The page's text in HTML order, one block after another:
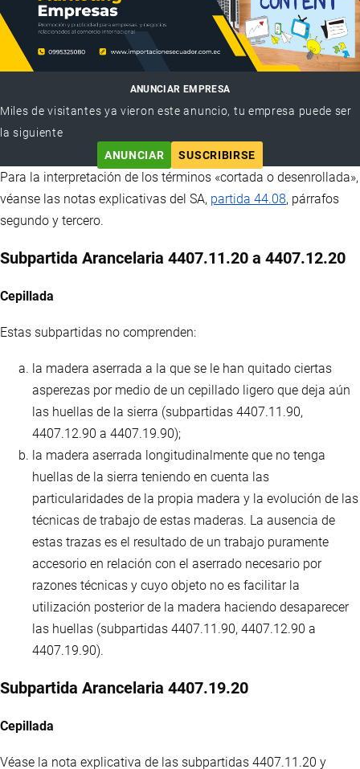
ANUNCIAR EMPRESA
Miles de visitantes ya vieron este anuncio, tu empresa puede ser
la siguiente
ANUNCIAR
SUSCRIBIRSE
Para la interpretación de los términos «cortada o desenrollada»,
véanse las notas explicativas del SA, partida 44.08, párrafos
segundo y tercero.
Subpartida Arancelaria 4407.11.20 a 4407.12.20
Cepillada
Estas subpartidas no comprenden:
la madera aserrada a la que se le han quitado ciertas
asperezas por medio de un cepillado ligero que deja aún
las huellas de la sierra (subpartidas 4407.11.90,
4407.12.90 a 4407.19.90);
la madera aserrada longitudinalmente que no tenga
huellas de la sierra teniendo en cuenta las
particularidades de la propia madera y la evolución de las
técnicas de trabajo de estas maderas. La ausencia de
estas trazas es el resultado de un trabajo puramente
accesorio en relación con el aserrado necesario por
razones técnicas y cuyo objeto no es facilitar la
utilización posterior de la madera haciendo desaparecer
las huellas (subpartidas 4407.11.90, 4407.12.90 a
4407.19.90).
Subpartida Arancelaria 4407.19.20
Cepillada
Véase la nota explicativa de las subpartidas 4407.11.20 y